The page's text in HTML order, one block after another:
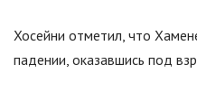
Хосейни отметил, что
падении, оказавшись под